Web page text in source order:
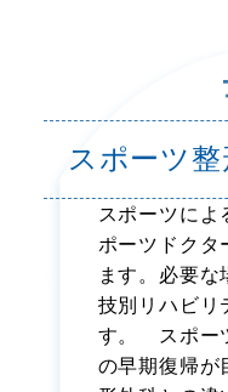
スポーツ
スポーツによ
ポーツドクタ
ます。必要な
技別リハビリ
す。 スポー
の早期復帰が